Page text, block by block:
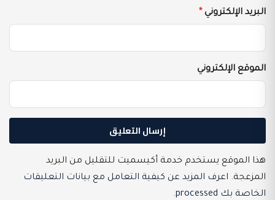
البريد الإلكتروني*
الموقع الإلكتروني
هذا الموقع يستخدم خدمة أكيسميت للتقليل من البريد
المزعجة. اعرف المزيد عن كيفية التعامل مع بيانات التعليقات
الخاصة بك processed
.